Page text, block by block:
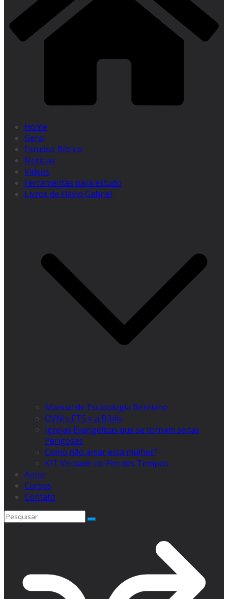
Home
Geral
Estudos Bíblico
Noticias
Videos
Ferramentas para estudo
Livros de Flávio Gabriel
Manual de Escatologia Bereiano
OVNIs ETS e a Bíblia
Igrejas Evangélicas que se tornam seitas
Perigosas
Como não amar esta mulher?
KIT Verdade no Fim dos Tempos
Autor
Cursos
Contato